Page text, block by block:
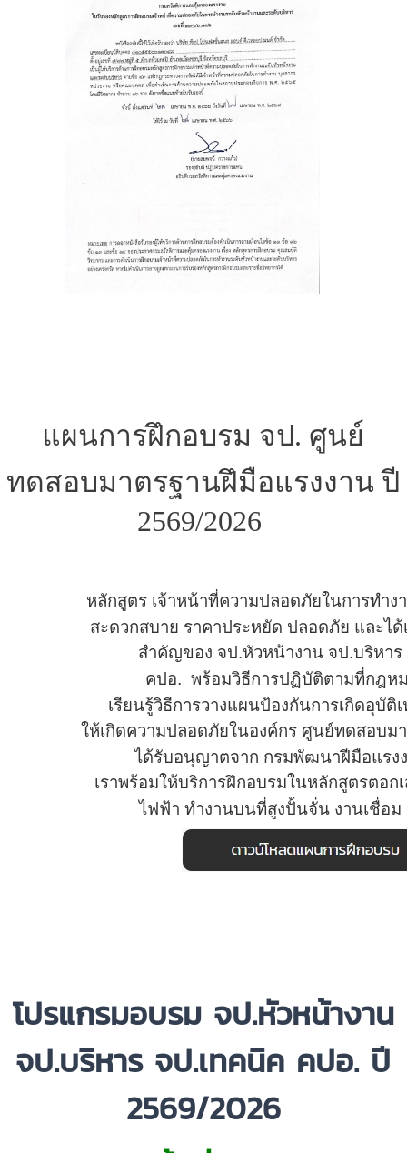
แผนการฝึกอบรม จป. ศูนย์
ทดสอบมาตรฐานฝึมือแรงงาน ปี
2569/2026
หลักสูตร เจ้าหน้าที่ความปลอดภัยในการทำง
สะดวกสบาย ราคาประหยัด ปลอดภัย และไ
สำคัญของ จป.หัวหน้างาน จป.บริหา
คปอ. พร้อมวิธีการปฏิบัติตามที่กฎห
เรียนรู้วิธีการวางแผนป้องกันการเกิดอุบัติ
ให้เกิดความปลอดภัยในองค์กร ศูนย์ทดสอบม
ได้รับอนุญาตจาก กรมพัฒนาฝีมือแรง
เราพร้อมให้บริการฝึกอบรมในหลักสูตรตอก
ไฟฟ้าทำงานบนที่สูงปั้นจั่น งานเชื่อม
โปรแกรมอบรม จป.หัวหน้างาน
จป.บริหาร จป.เทคนิค คปอ. ปี
2569/2026